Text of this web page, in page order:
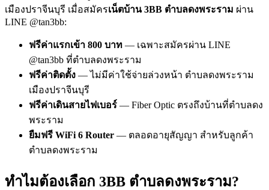
เมืองปราจีนบุรี เมื่อสมัครเน็ตบ้าน 3BB ตำบลดงพระราม ผ่าน
LINE @tan3bb:
ฟรีค่าแรกเข้า 800 บาท — เฉพาะสมัครผ่าน LINE
@tan3bb ที่ตำบลดงพระราม
ฟรีค่าติดตั้ง — ไม่มีค่าใช้จ่ายล่วงหน้า ตำบลดงพระราม
เมืองปราจีนบุรี
ฟรีค่าเดินสายไฟเบอร์ — Fiber Optic ตรงถึงบ้านที่ตำบลดง
พระราม
ยืมฟรี WiFi 6 Router — ตลอดอายุสัญญา สำหรับลูกค้า
ตำบลดงพระราม
ทำไมต้องเลือก 3BB ตำบลดงพระราม?